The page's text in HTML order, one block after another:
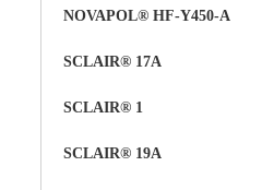
NOVAPOL® HF-Y450-A
SCLAIR® 17A
SCLAIR® 1
SCLAIR® 19A